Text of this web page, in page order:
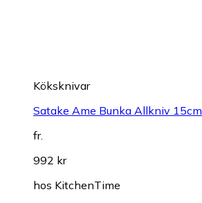
Köksknivar
Satake Ame Bunka Allkniv 15cm
fr.
992 kr
hos KitchenTime